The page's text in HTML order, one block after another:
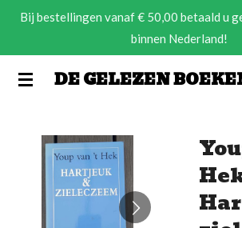
Ga
de
DE GELEZEN
Bij bestellingen vanaf € 50,00 betaald u
binnen Nederland!